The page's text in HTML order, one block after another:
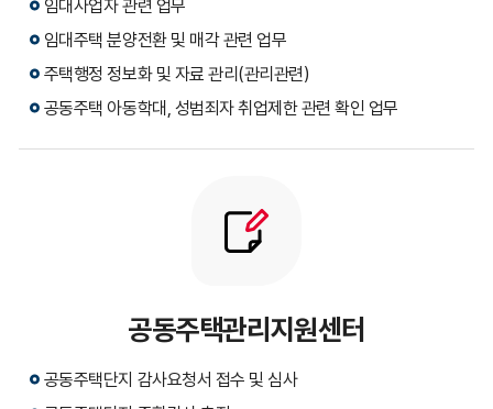
임대사업자 관련 업무
임대주택 분양전환 및 매각 관련 업무
주택행정 정보화 및 자료 관리(관리관련)
공동주택 아동학대, 성범죄자 취업제한 관련 확인 업무
공동주택관리지원센터
공동주택단지 감사요청서 접수 및 심사